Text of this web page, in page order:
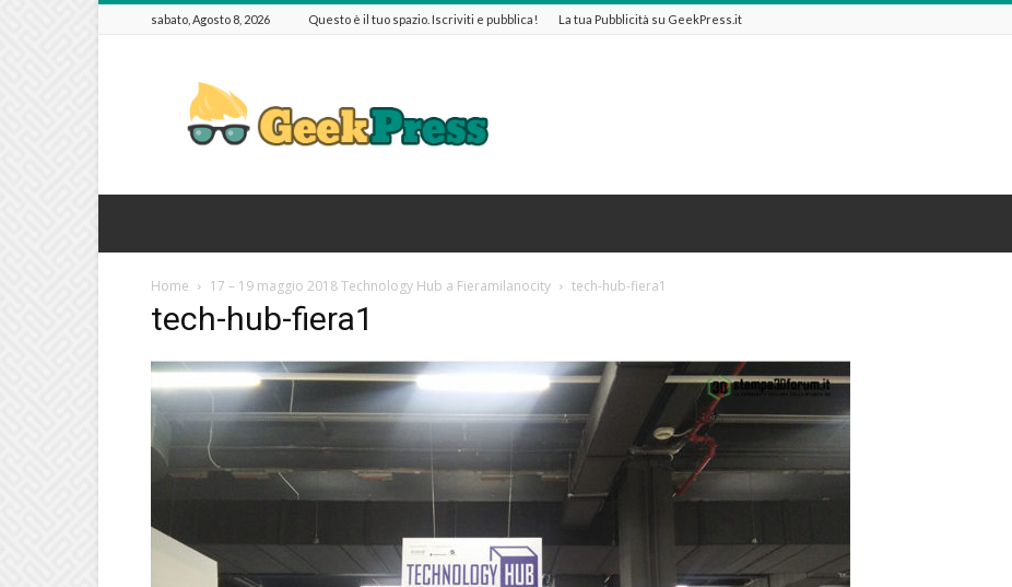
sabato, Agosto 8, 2026 Questo è il tuo spazio. Iscriviti e pubblica! La tua Pubblicità su GeekPress.it
Home 17 – 19 maggio 2018 Technology Hub a Fieramilanocity tech-hub-fiera1
tech-hub-fiera1